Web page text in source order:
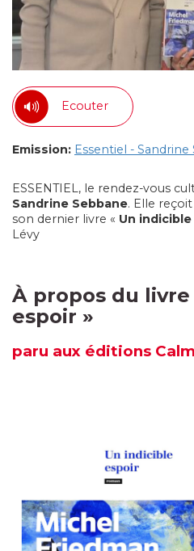
Ecouter
Emission: Essentiel -
ESSENTIEL, le rendez-vous
Sandrine Sebbane. Elle reçoit
son dernier livre « Un
Lévy
À propos du
espoir »
paru aux éditions